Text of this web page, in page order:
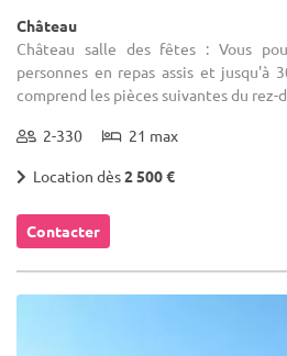
Château
Château salle des fêtes : Vous
personnes en repas assis et jusqu'à
comprend les pièces suivantes du rez-
2-330 21 max
Location dès2 500 €
Contacter